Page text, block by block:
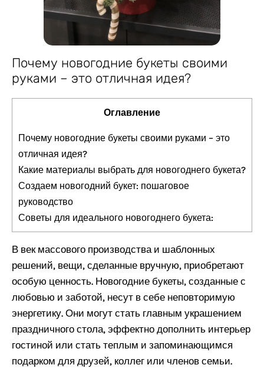
Почему новогодние букеты своими
руками – это отличная идея?
Оглавление
Почему новогодние букеты своими руками – это
отличная идея?
Какие материалы выбрать для новогоднего букета?
Создаем новогодний букет: пошаговое
руководство
Советы для идеального новогоднего букета:
В век массового производства и шаблонных
решений, вещи, сделанные вручную, приобретают
особую ценность. Новогодние букеты, созданные с
любовью и заботой, несут в себе неповторимую
энергетику. Они могут стать главным украшением
праздничного стола, эффектно дополнить интерьер
гостиной или стать теплым и запоминающимся
подарком для друзей, коллег или членов семьи.